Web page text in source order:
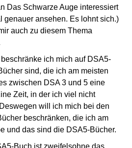
Das Schwarze Auge interessiert
genauer ansehen. Es lohnt sich.)
auch zu diesem Thema
ich mich auf DSA5-
sind, die ich am meisten
zwischen DSA 3 und 5 eine
Zeit, in der ich viel nicht
will ich mich bei den
beschränken, die ich am
und das sind die DSA5-Bücher.
Buch ist zweifelsohne das